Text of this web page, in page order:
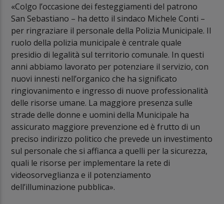
«Colgo l’occasione dei festeggiamenti del patrono
San Sebastiano – ha detto il sindaco Michele Conti –
per ringraziare il personale della Polizia Municipale. Il
ruolo della polizia municipale è centrale quale
presidio di legalità sul territorio comunale. In questi
anni abbiamo lavorato per potenziare il servizio, con
nuovi innesti nell’organico che ha significato
ringiovanimento e ingresso di nuove professionalità
delle risorse umane. La maggiore presenza sulle
strade delle donne e uomini della Municipale ha
assicurato maggiore prevenzione ed è frutto di un
preciso indirizzo politico che prevede un investimento
sul personale che si affianca a quelli per la sicurezza,
quali le risorse per implementare la rete di
videosorveglianza e il potenziamento
dell’illuminazione pubblica».